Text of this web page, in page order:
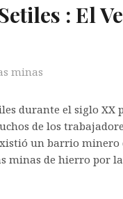
: El
minas
durante el siglo XX
de los
un barrio
minas de hierro por